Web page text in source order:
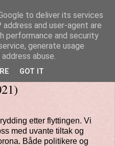
Berli
etter flyttingen. Vi
med uvante tiltak og
Både politikere og
to deliver its services
and user-agent are
performance and security
generate usage
abuse.
GOT IT